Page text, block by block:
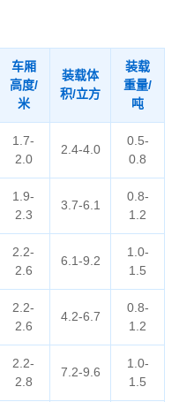
车厢
高度/
米
装载体
积/立方
装载
重量/
吨
1.7-
2.0
2.4-4.0
0.5-
0.8
1.9-
2.3
3.7-6.1
0.8-
1.2
2.2-
2.6
6.1-9.2
1.0-
1.5
2.2-
2.6
4.2-6.7
0.8-
1.2
2.2-
2.8
7.2-9.6
1.0-
1.5